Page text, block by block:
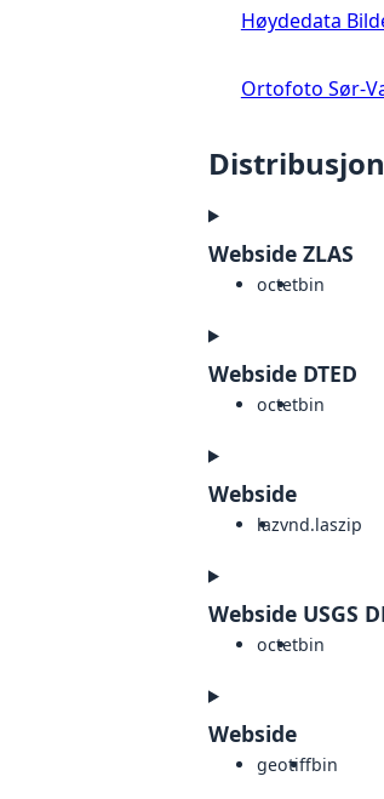
Høydedata
Ortofoto Sør-
Webside ZLAS
octetbin
Webside DTED
octetbin
Webside
lazvnd.laszip
Webside USGS
octetbin
Webside
geotiffbin